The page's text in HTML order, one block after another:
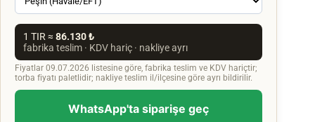
1 TIR ≈ 86.130 ₺
fabrika teslim · KDV hariç · nakliye ayrı
Fiyatlar 09.07.2026 listesine göre, fabrika teslim ve KDV hariçtir;
torba fiyatı paletlidir; nakliye teslim il/ilçesine göre ayrı bildirilir.
WhatsApp'ta siparişe geç